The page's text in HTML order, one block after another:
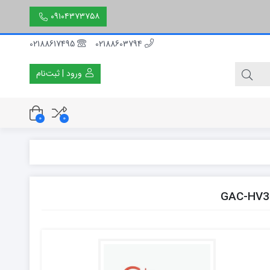
۰۹۱۰۴۳۷۳۷۵۸
02188617495
ورود | ثبت‌نام
0
0